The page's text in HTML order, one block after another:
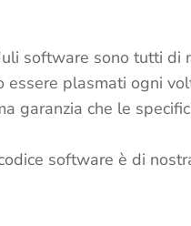
software sono tutti di
essere plasmati ogni
garanzia che le
software è di